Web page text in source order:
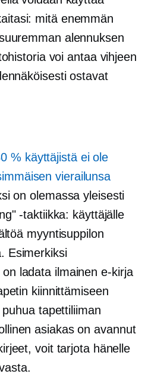
mitä enemmän
alennuksen
voi antaa vihjeen
ostavat
% käyttäjistä ei ole
vierailunsa
on olemassa yleisesti
-taktiikka: käyttäjälle
myyntisuppilon
Esimerkiksi
ladata ilmainene-kirja
kiinnittämiseen
tapettiliiman
asiakas on avannut
voit tarjota hänelle